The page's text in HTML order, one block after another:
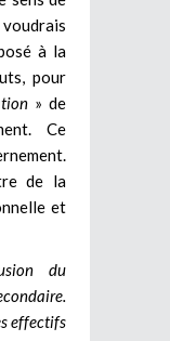
à la
pour
» de
Ce
de la
et
du
effectifs